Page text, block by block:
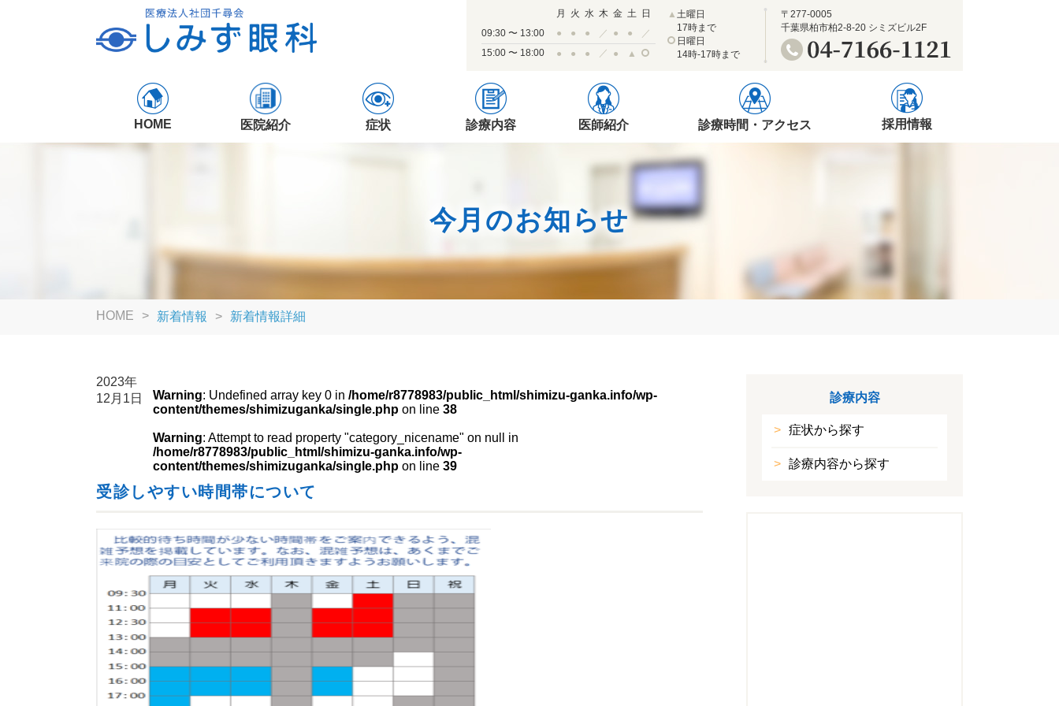
月 火 水 木 金 土
日
09:30 〜 13:00
● ● ● ／ ● ●
／
15:00 〜 18:00
● ● ● ／ ● ▲
▲ 土曜日
17時まで
日曜日
14時-17時まで
〒277-0005
千葉県柏市柏2-8-20 シミズビル2F
HOME 医院紹介 症状 診療内容 医師紹介 診療時間・アクセス 採用情報
今月のお知らせ
HOME 新着情報 新着情報詳細
2023年
12月1日
Warning: Undefined array key 0 in/home/r8778983/public_html/shimizu-ganka.info/wp-
content/themes/shimizuganka/single.php on line38
Warning: Attempt to read property "category_nicename" on null in
/home/r8778983/public_html/shimizu-ganka.info/wp-
content/themes/shimizuganka/single.php on line39
受診しやすい時間帯について
診療内容
症状から探す
診療内容から探す